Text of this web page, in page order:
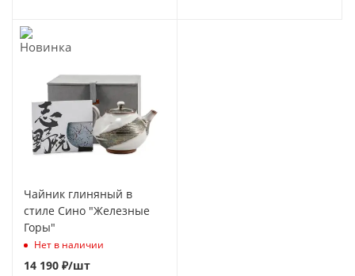
Чайник глиняный в
стиле Сино "Железные
Горы"
Нет в наличии
14 190 ₽/шт